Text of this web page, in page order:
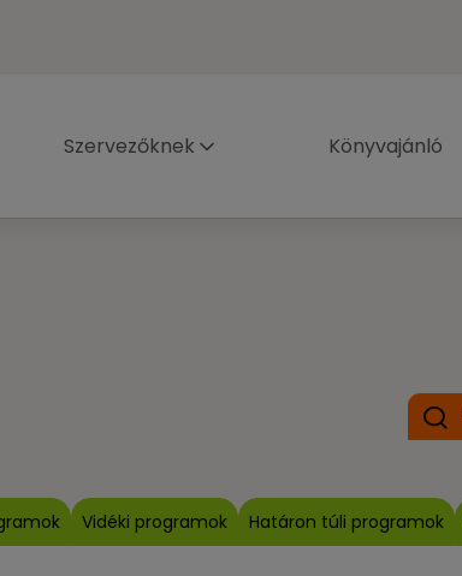
Szervezőknek Könyvajánló
Vidéki programok Határon túli programok